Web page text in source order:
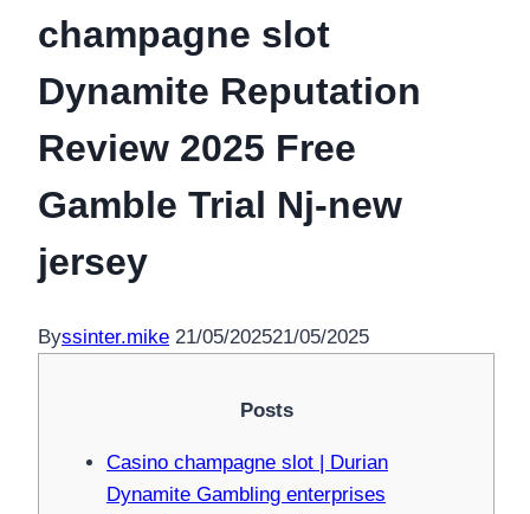
champagne slot
Dynamite Reputation
Review 2025 Free
Gamble Trial Nj-new
jersey
Byssinter.mike 21/05/202521/05/2025
Posts
Casino champagne slot | Durian
Dynamite Gambling enterprises